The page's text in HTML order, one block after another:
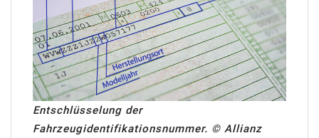
Entschlüsselung der
Fahrzeugidentifikationsnummer. © Allianz